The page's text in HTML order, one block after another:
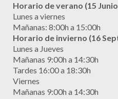
Horario de verano (15
Lunes a viernes
Mañanas: 8:00h a 15:00h
Horario de invierno (16
Lunes a Jueves
Mañanas 9:00h a 14:30h
Tardes 16:00 a 18:30h
Viernes
Mañanas 9:00h a 14:30h